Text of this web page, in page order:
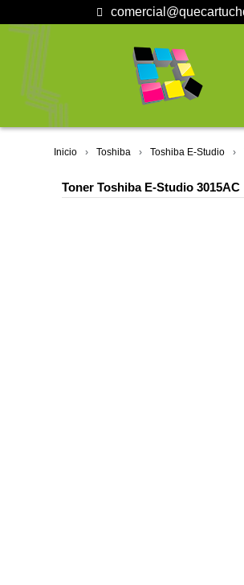
Inicio Toshiba Toshiba E-Studio
Toner Toshiba E-Studio 3015AC